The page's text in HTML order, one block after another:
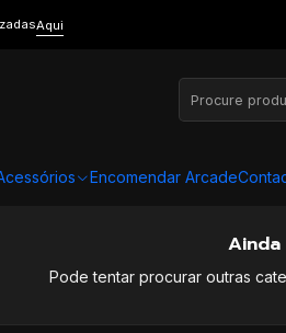
Encomendar Arcade
Aqui
Arcade Slim
Pode tentar procurar outras